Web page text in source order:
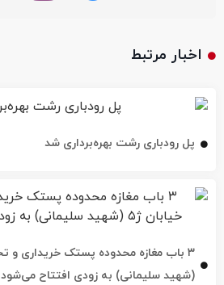
اخبار مرتبط
پل رودباری رشت بهره‌برداری شد
(شهید سلیمانی) به زودی افتتاح می‌شود